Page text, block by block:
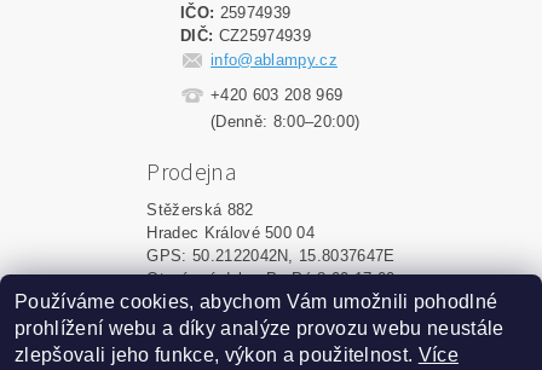
IČO: 25974939
DIČ: CZ25974939
info@ablampy.cz
+420 603 208 969
(Denně: 8:00–20:00)
Prodejna
Stěžerská 882
Hradec Králové 500 04
GPS: 50.2122042N, 15.8037647E
Otevírací doba: Po-Pá 8:00-17:00
2026 © ablampy.cz, všechna práva vyhrazena Upravit nastavení cookies
Používáme cookies, abychom Vám umožnili pohodlné
prohlížení webu a díky analýze provozu webu neustále
zlepšovali jeho funkce, výkon a použitelnost. Více